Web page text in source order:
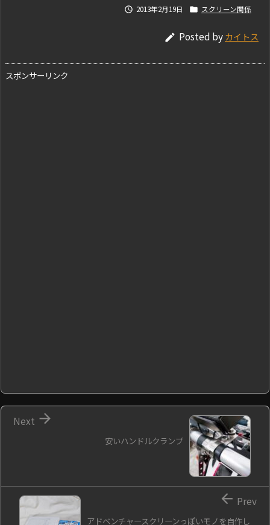
 2013年2月19日  スクリーン関係
 Posted byカイトス
スポンサーリンク
安いハンドルクランプ

Next
アドベンチャースクリーンっぽいモノを自作し
 Prev